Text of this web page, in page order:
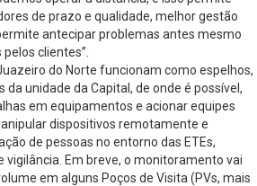
de prazo e qualidade, melhor gestão
antecipar problemas antes mesmo
clientes”.
do Norte funcionam como espelhos,
unidade da Capital, de onde é possível,
em equipamentos e acionar equipes
dispositivos remotamente e
de pessoas no entorno das ETEs,
vigilância. Em breve, o monitoramento vai
em alguns Poços de Visita (PVs, mais